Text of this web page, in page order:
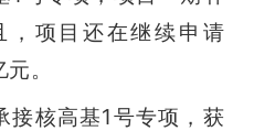
项目还在继续申请
。
接核高基1号专项，获